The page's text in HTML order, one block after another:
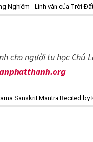
Nghiêm - Linh văn của Trời
cho người tu học Chú
Sanskrit Mantra Recited by